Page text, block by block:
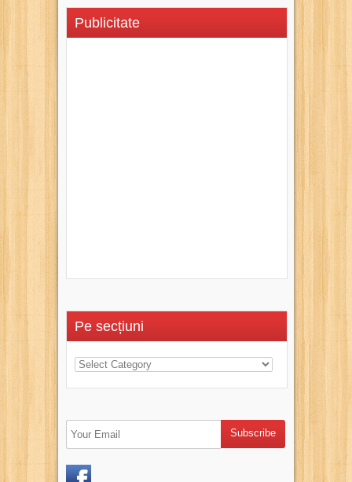
Publicitate
Pe secțiuni